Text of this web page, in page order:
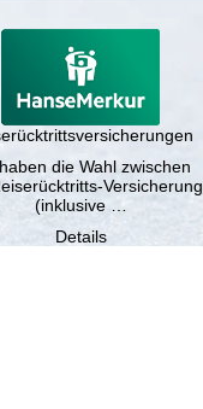
die Wahl zwischen
Versicherung
(inklusive …
Details